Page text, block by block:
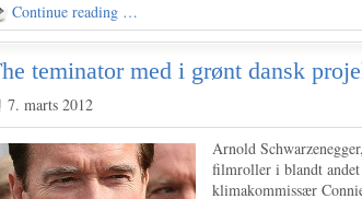
Continue reading …
teminator med i grønt dansk
7. marts 2012
Arnold
filmroller i blandt andet
klimakommissær